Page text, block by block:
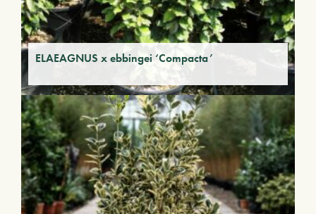
ELAEAGNUS x ebbingei ‘Compacta’